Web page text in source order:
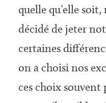
quelle qu’elle
décidé de jeter
certaines
on a choisi nos
ces choix souvent